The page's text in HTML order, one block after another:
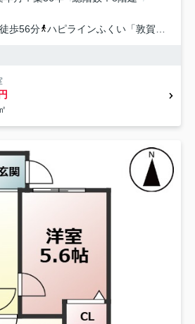
歩56分 ハピラインふくい 「敦賀」駅 徒